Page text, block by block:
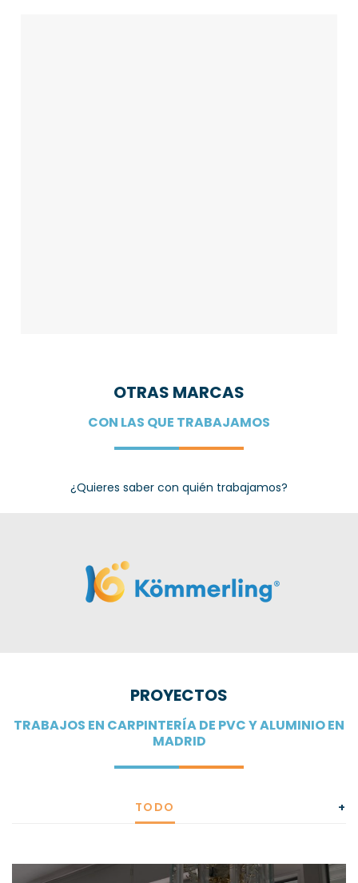
OTRAS MARCAS
CON LAS QUE TRABAJAMOS
¿Quieres saber con quién trabajamos?
PROYECTOS
TRABAJOS EN CARPINTERÍA DE PVC Y ALUMINIO EN
MADRID
TODO +